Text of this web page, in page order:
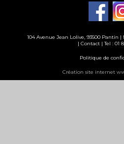
104 Avenue Jean Lolive, 93500 Pantin |
| Contact | Tel : 01
Politique de
Création site internet